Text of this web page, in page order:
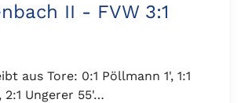
II - FVW 3:1
aus Tore: 0:1 Pöllmann 1', 1:1
2:1 Ungerer 55'…